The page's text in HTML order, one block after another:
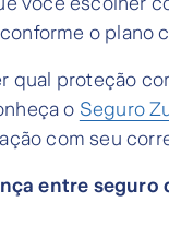
o plano
qual proteção
o Seguro
com seu
entre seguro